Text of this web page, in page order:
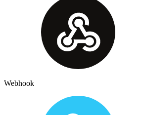
Webhook